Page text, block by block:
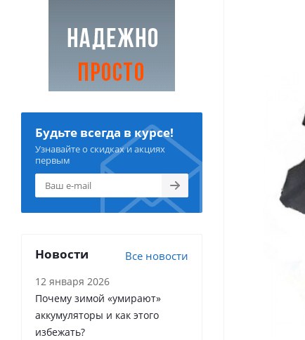
Будьте всегда в курсе!
Узнавайте о скидках и акциях
первым
Новости Все новости
12 января 2026
Почему зимой «умирают»
аккумуляторы и как этого
избежать?